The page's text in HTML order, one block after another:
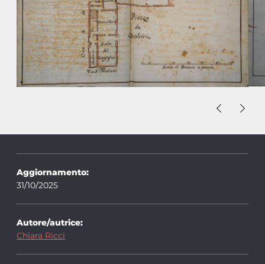
Aggiornamento:
31/10/2025
Autore/autrice:
Chiara Ricci